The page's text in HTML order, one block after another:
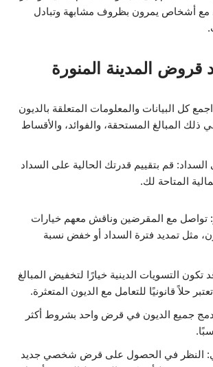
مع أشخاص يمرون بظروف مشابهة وتبادل
قروض المدينة المنورة
كل البيانات والمعلومات المتعلقة بالديون
ذلك المبالغ المستحقة، والفوائد، والأقساط
السداد: قم بتقييم قدرتك الحالية على السداد
المتاحة لك.
تواصل مع المقرضين وناقش معهم خيارات
مثل تمديد فترة السداد أو خفض نسبة
تكون التسويات الدينية خيارًا لتخفيض المبالغ
حلاً قانونيًا للتعامل مع الديون المتعثرة.
دمج جميع الديون في قرض واحد بشروط أكثر
النظر في الحصول على قرض شخصي جديد